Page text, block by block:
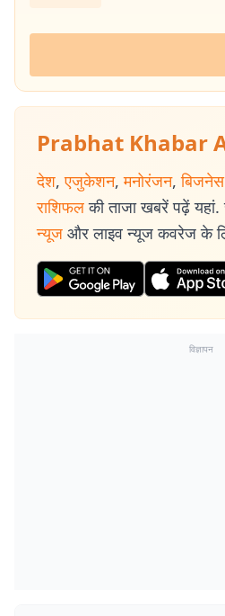
Prabhat Khabar
देश, एजुकेशन, मनोरंजन,
राशिफल की ताजा खबरें पढ़ें यहां.
न्यूज और लाइव न्यूज कवरेज के
विज्ञापन